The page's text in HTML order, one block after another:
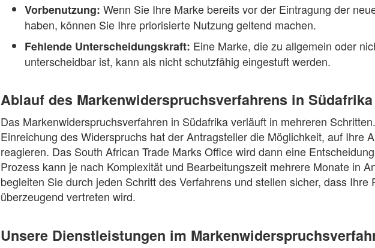
Vorbenutzung: Wenn Sie Ihre Marke bereits vor der Eintragung der
haben, können Sie Ihre priorisierte Nutzung geltend machen.
Fehlende Unterscheidungskraft: Eine Marke, die zu allgemein oder
unterscheidbar ist, kann als nicht schutzfähig eingestuft werden.
Ablauf des Markenwiderspruchsverfahrens in Südafrika
Das Markenwiderspruchsverfahren in Südafrika verläuft in mehreren
Einreichung des Widerspruchs hat der Antragsteller die Möglichkeit, auf Ihre
reagieren. Das South African Trade Marks Office wird dann eine
Prozess kann je nach Komplexität und Bearbeitungszeit mehrere Monate in
begleiten Sie durch jeden Schritt des Verfahrens und stellen sicher, dass Ihre
überzeugend vertreten wird.
Unsere Dienstleistungen im